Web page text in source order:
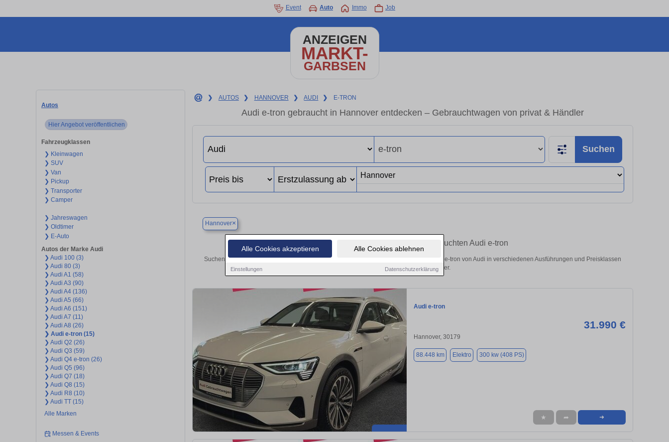
Alle Cookies akzeptieren Alle Cookies ablehnen
Einstellungen Datenschutzerklärung
Event Auto Immo Job
ANZEIGEN
MARKT-
GARBSEN
Autos
Hier Angebot veröffentlichen
Fahrzeugklassen
❯ Kleinwagen
❯ SUV
❯ Van
❯ Pickup
❯ Transporter
❯ Camper
❯ Jahreswagen
❯ Oldtimer
❯ E-Auto
Autos der Marke Audi
❯ Audi 100 (3)
❯ Audi 80 (3)
❯ Audi A1 (58)
❯ Audi A3 (90)
❯ Audi A4 (136)
❯ Audi A5 (66)
❯ Audi A6 (151)
❯ Audi A7 (11)
❯ Audi A8 (26)
❯ Audi e-tron (15)
❯ Audi Q2 (26)
❯ Audi Q3 (59)
❯ Audi Q4 e-tron (26)
❯ Audi Q5 (96)
❯ Audi Q7 (18)
❯ Audi Q8 (15)
❯ Audi R8 (10)
❯ Audi TT (15)
Alle Marken
Messen & Events
❯ AUTOS ❯ HANNOVER ❯ AUDI ❯ E-TRON
Audi e-tron gebraucht in Hannover entdecken – Gebrauchtwagen von privat & Händler
Suchen
Hannover×
Finden Sie in Hannover Ihren gebrauchten Audi e-tron
Suchen Sie in Hannover einen Audi e-tron Gebrauchtwagen? Entdecken Sie gebrauchte e-tron von Audi in verschiedenen Ausführungen und Preisklassen
von privat und vom Händler.
Audi e-tron
31.990 €
Hannover, 30179
88.448 km Elektro 300 kw (408 PS)
★ ➦ ➜